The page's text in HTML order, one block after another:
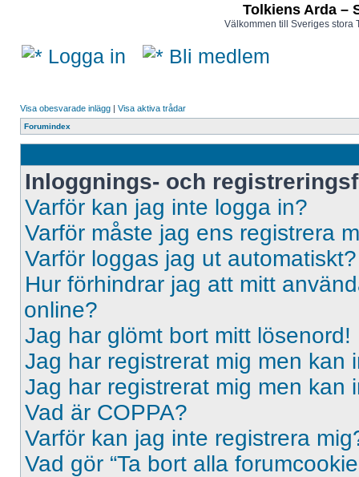
Tolkiens Arda –
Välkommen till Sveriges stora
Logga in Bli medlem
Visa obesvarade inlägg | Visa aktiva trådar
Forumindex
Inloggnings- och
Varför kan jag inte logga in?
Varför måste jag ens registrera
Varför loggas jag ut automatiskt?
Hur förhindrar jag att mitt
online?
Jag har glömt bort mitt lösenord!
Jag har registrerat mig men kan
Jag har registrerat mig men kan
Vad är COPPA?
Varför kan jag inte registrera
Vad gör “Ta bort alla